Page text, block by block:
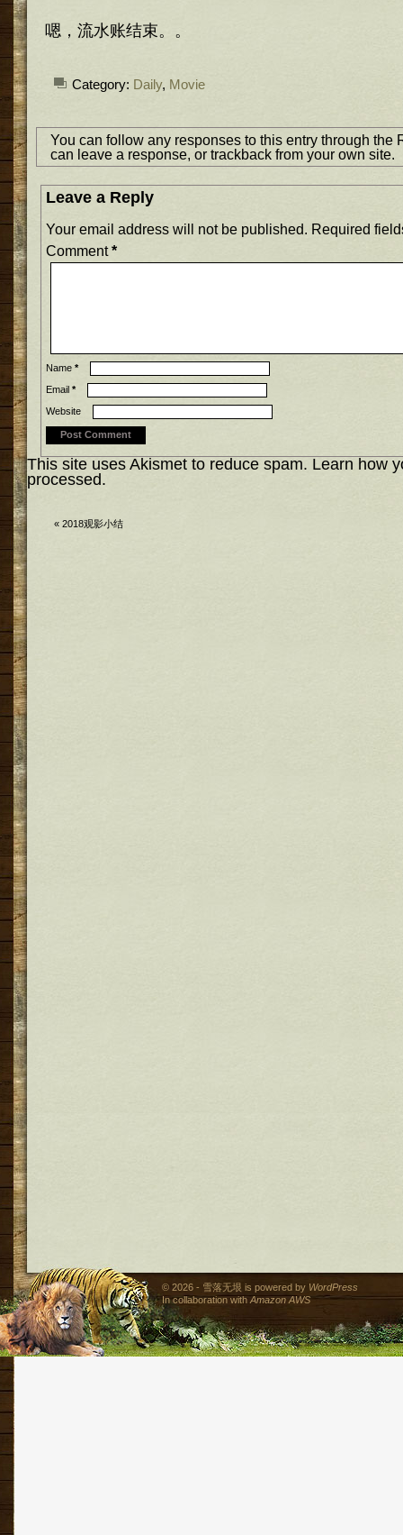
嗯，流水账结束。。
Category: Daily, Movie
You can follow any responses to this entry through the
can leave a response, or trackback from your own site.
Leave a Reply
Your email address will not be published. Required
Comment*
Name *
Email *
Website
This site uses Akismet to reduce spam. Learn how
processed.
« 2018观影小结
© 2026 - 雪落无垠 is powered by WordPress
In collaboration withAmazon AWS